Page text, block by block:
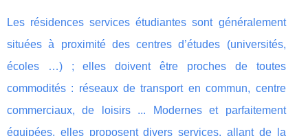
Les résidences services étudiantes sont généralement
situées à proximité des centres d’études (universités,
écoles …) ; elles doivent être proches de toutes
commodités : réseaux de transport en commun, centre
commerciaux, de loisirs ... Modernes et parfaitement
équipées, elles proposent divers services, allant de la